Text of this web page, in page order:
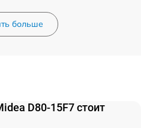
больше
D80-15F7 стоит